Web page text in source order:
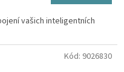
vašich inteligentních
Kód: 9026830